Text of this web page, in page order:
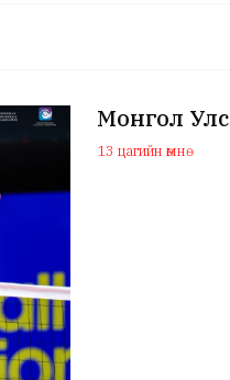
Монгол
13 цагийн өмнө